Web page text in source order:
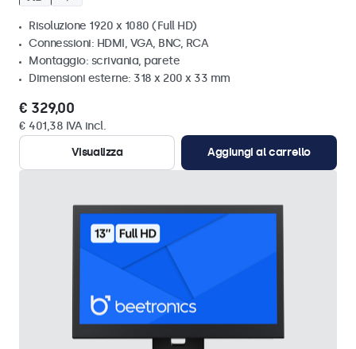
Risoluzione 1920 x 1080 (Full HD)
Connessioni: HDMI, VGA, BNC, RCA
Montaggio: scrivania, parete
Dimensioni esterne: 318 x 200 x 33 mm
€ 329,00
€ 401,38 IVA incl.
Visualizza
Aggiungi al carrello